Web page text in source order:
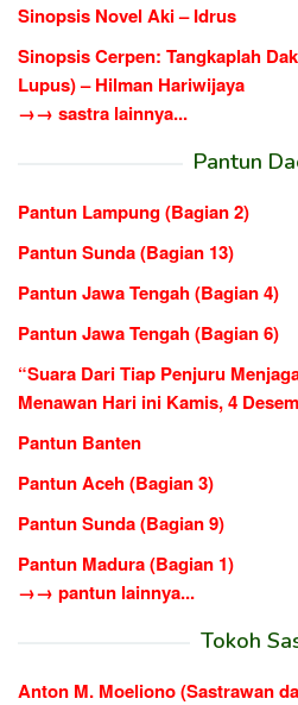
Sinopsis Novel Aki – Idrus
Sinopsis Cerpen: Tangkaplah
Lupus) – Hilman Hariwijaya
→→ sastra lainnya...
Pantun
Pantun Lampung (Bagian 2)
Pantun Sunda (Bagian 13)
Pantun Jawa Tengah (Bagian 4)
Pantun Jawa Tengah (Bagian 6)
“Suara Dari Tiap Penjuru
Menawan Hari ini Kamis, 4
Pantun Banten
Pantun Aceh (Bagian 3)
Pantun Sunda (Bagian 9)
Pantun Madura (Bagian 1)
→→ pantun lainnya...
Tokoh
Anton M. Moeliono (Sastrawan